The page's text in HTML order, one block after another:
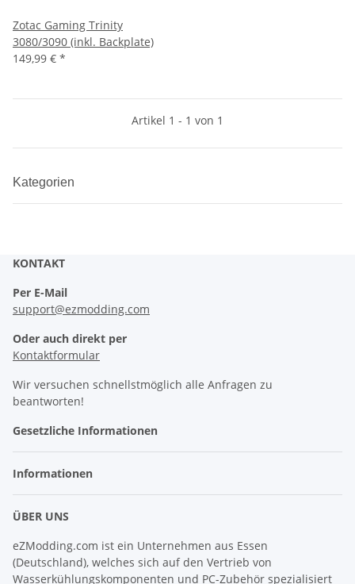
Zotac Gaming Trinity
3080/3090 (inkl. Backplate)
149,99 € *
Artikel 1 - 1 von 1
Kategorien
KONTAKT
Per E-Mail
support@ezmodding.com
Oder auch direkt per
Kontaktformular
Wir versuchen schnellstmöglich alle Anfragen zu
beantworten!
Gesetzliche Informationen
Informationen
ÜBER UNS
eZModding.com ist ein Unternehmen aus Essen
(Deutschland), welches sich auf den Vertrieb von
Wasserkühlungskomponenten und PC-Zubehör spezialisiert